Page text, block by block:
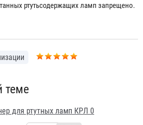
ртутьсодержащих ламп запрещено.
теме
для ртутных ламп КРЛ 0